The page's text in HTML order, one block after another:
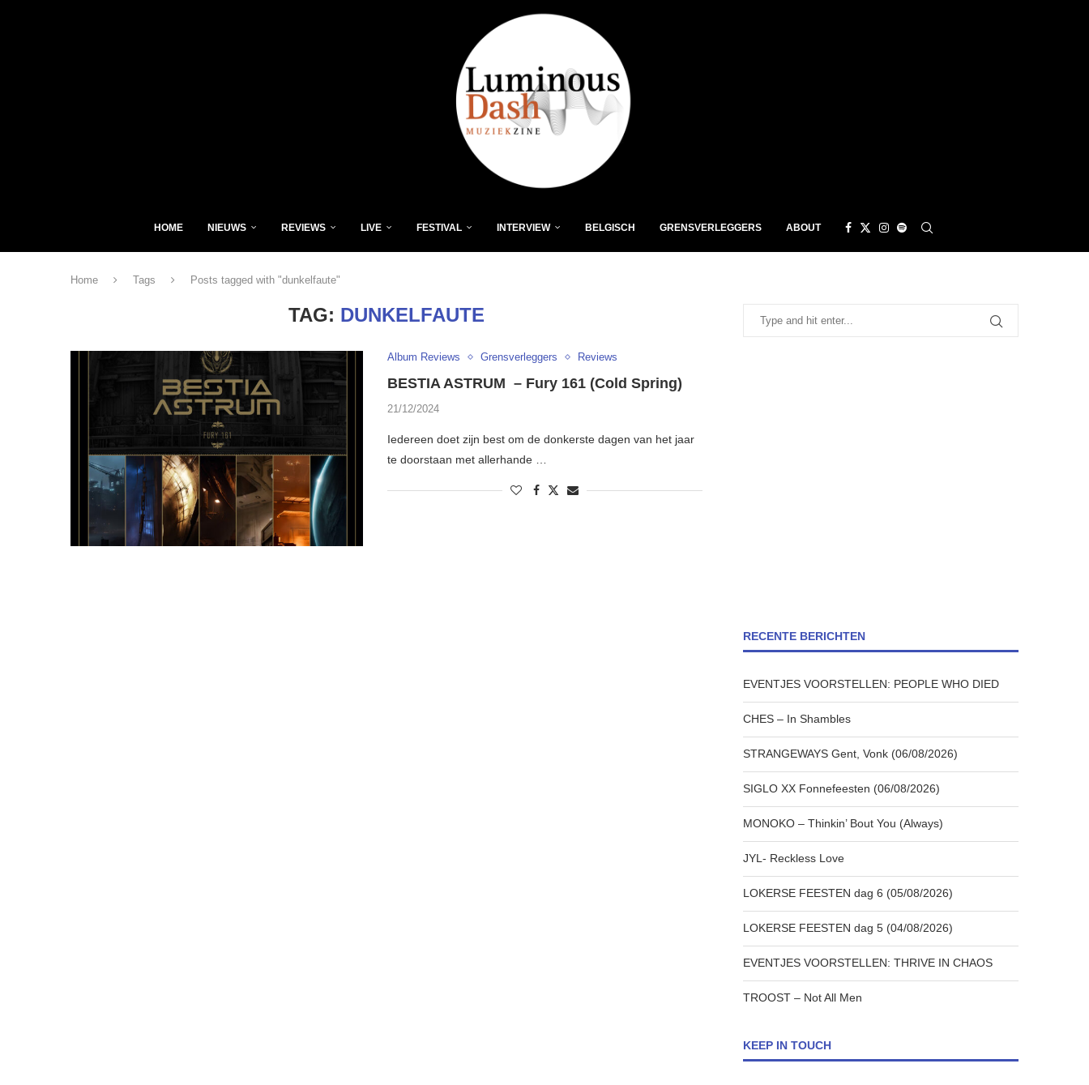
HOME NIEUWS REVIEWS LIVE FESTIVAL INTERVIEW BELGISCH GRENSVERLEGGERS ABOUT
Home Tags Posts tagged with "dunkelfaute"
TAG: DUNKELFAUTE
Album Reviews Grensverleggers Reviews
BESTIA ASTRUM – Fury 161 (Cold Spring)
21/12/2024
Iedereen doet zijn best om de donkerste dagen van het jaar
te doorstaan met allerhande …
RECENTE BERICHTEN
EVENTJES VOORSTELLEN: PEOPLE WHO DIED
CHES – In Shambles
STRANGEWAYS Gent, Vonk (06/08/2026)
SIGLO XX Fonnefeesten (06/08/2026)
MONOKO – Thinkin’ Bout You (Always)
JYL- Reckless Love
LOKERSE FEESTEN dag 6 (05/08/2026)
LOKERSE FEESTEN dag 5 (04/08/2026)
EVENTJES VOORSTELLEN: THRIVE IN CHAOS
TROOST – Not All Men
KEEP IN TOUCH